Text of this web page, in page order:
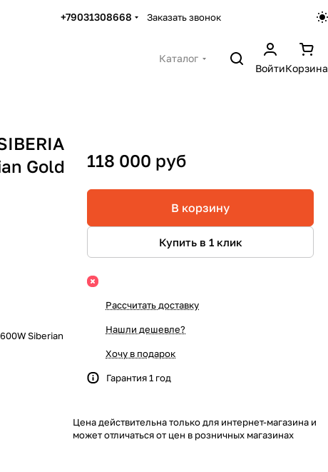
+79031308668 Заказать звонок
Каталог
ВойтиКорзина
Gold
Siberian
118 000 руб
В корзину
Купить в 1 клик
Рассчитать доставку
Нашли дешевле?
Хочу в подарок
Гарантия 1 год
Цена действительна только для интернет-магазина и
может отличаться от цен в розничных магазинах